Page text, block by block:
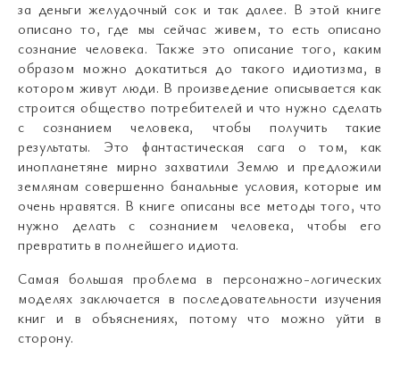
за деньги желудочный сок и так далее. В этой книге
описано то, где мы сейчас живем, то есть описано
сознание человека. Также это описание того, каким
образом можно докатиться до такого идиотизма, в
котором живут люди. В произведение описывается как
строится общество потребителей и что нужно сделать
с сознанием человека, чтобы получить такие
результаты. Это фантастическая сага о том, как
инопланетяне мирно захватили Землю и предложили
землянам совершенно банальные условия, которые им
очень нравятся. В книге описаны все методы того, что
нужно делать с сознанием человека, чтобы его
превратить в полнейшего идиота.
Самая большая проблема в персонажно-логических
моделях заключается в последовательности изучения
книг и в объяснениях, потому что можно уйти в
сторону.